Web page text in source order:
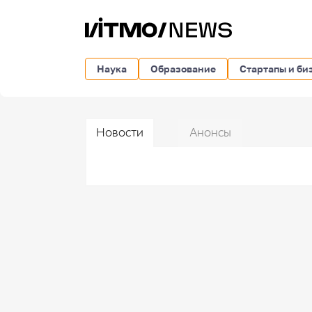
Наука Образование Стартапы и
Новости Анонсы